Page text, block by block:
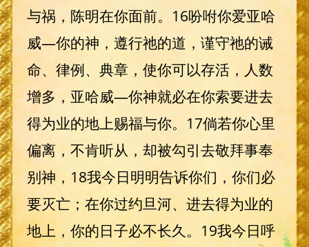
与祸，陈明在你面前。16吩咐你爱亚哈
威—你的神，遵行祂的道，谨守祂的诫
命、律例、典章，使你可以存活，人数
增多，亚哈威—你神就必在你索要进去
得为业的地上赐福与你。17倘若你心里
偏离，不肯听从，却被勾引去敬拜事奉
别神，18我今日明明告诉你们，你们必
要灭亡；在你过约旦河、进去得为业的
地上，你的日子必不长久。19我今日呼